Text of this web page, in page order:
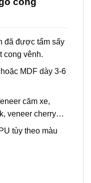
đã được tẩm sấy
cong vênh.
MDF dày 3-6
căm xe,
veneer cherry…
tùy theo màu